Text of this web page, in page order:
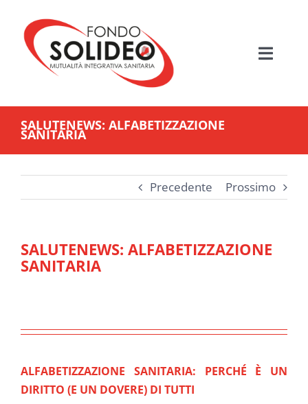
contenuto
Toggle
HOME
FONDO SOLIDEO
INIZIATIVE
SALUTENEWS: ALFABETIZZAZIONE
SANITARIA
Precedente Prossimo
SALUTENEWS: ALFABETIZZAZIONE
SANITARIA
ALFABETIZZAZIONE SANITARIA: PERCHÉ È UN
DIRITTO (E UN DOVERE) DI TUTTI